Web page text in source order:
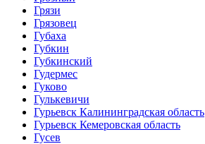
Грязи
Грязовец
Губаха
Губкин
Губкинский
Гудермес
Гуково
Гулькевичи
Гурьевск Калининградская область
Гурьевск Кемеровская область
Гусев